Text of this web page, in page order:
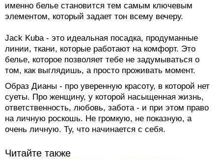
именно белье становится тем самым ключевым
элементом, который задает тон всему вечеру.
Jack Kuba - это идеальная посадка, продуманные
линии, ткани, которые работают на комфорт. Это
белье, которое позволяет тебе не задумываться о
том, как выглядишь, а просто проживать момент.
Образ Дианы - про уверенную красоту, в которой нет
суеты. Про женщину, у которой насыщенная жизнь,
ответственность, любовь, забота - и при этом право
на личную роскошь. Не громкую, не показную, а
очень личную. Ту, что начинается с себя.
Читайте также